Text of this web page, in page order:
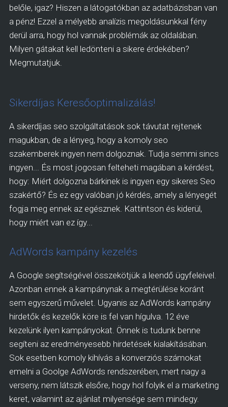
belőle, igaz? Hiszen a látogatókban az adatbázisban van
a pénz! Ezzel a mélyebb analízis megoldásunkkal fény
derül arra, hogy hol vannak problémák az oldalában.
Milyen gátakat kell ledönteni a sikere érdekében?
Megmutatjuk.
Sikerdíjas Keresőoptimalizálás!
A sikerdíjas seo szolgáltatások sok távutat rejtenek
magukban, de a lényeg, hogy a komoly seo
szakemberek ingyen nem dolgoznak. Tudja semmi sincs
ingyen... És most jogosan felteheti magában a kérdést,
hogy: Miért dolgozna bárkinek is ingyen egy sikeres Seo
szakértő? És ez egy valóban jó kérdés, amely a lényegét
fogja meg ennek az egésznek. Kattintson és kiderül,
hogy miért van ez így...
AdWords kampány kezelés
A Google segítségével összekötjük a leendő ügyfeleivel.
Azonban ennek a kampánynak a megtérülése koránt
sem egyszerű művelet. Ugyanis az AdWords kampány
hirdetők és kezelők köre is fel van hígulva. 12 éve
kezelünk ilyen kampányokat. Önnek is tudunk benne
segíteni az eredményesebb hirdetések kialakításában.
Sok esetben komoly kihívás a konverziós számokat
emelni a Goolge AdWords rendszerében, mert nagy a
verseny, nem látszik elsőre, hogy hol folyik el a marketing
keret, valamint az ajánlat milyensége sem mindegy.